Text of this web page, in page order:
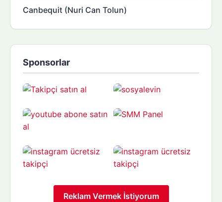
Canbequit (Nuri Can Tolun)
Sponsorlar
Reklam Vermek İstiyorum